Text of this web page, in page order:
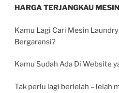
HARGA TERJANGKAU
Kamu Lagi Cari Mesin
Bergaransi?
Kamu Sudah Ada Di Website
Tak perlu lagi berlelah – lelah